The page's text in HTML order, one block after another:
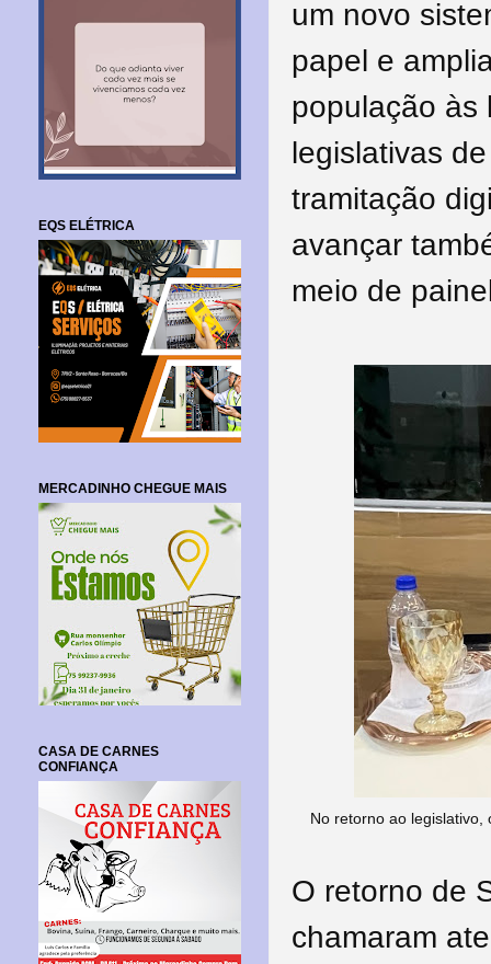
um novo
papel e
população às
legislativas
tramitação
avançar
meio de
No retorno ao
O retorno de
chamaram
EQS ELÉTRICA
MERCADINHO CHEGUE MAIS
CASA DE CARNES
CONFIANÇA